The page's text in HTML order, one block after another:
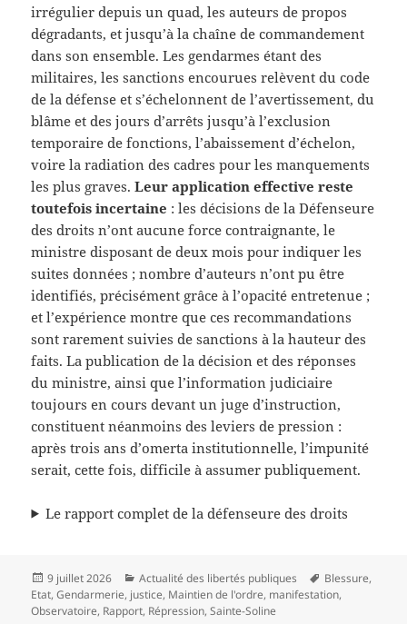
irrégulier depuis un quad, les auteurs de propos
dégradants, et jusqu’à la chaîne de commandement
dans son ensemble. Les gendarmes étant des
militaires, les sanctions encourues relèvent du code
de la défense et s’échelonnent de l’avertissement, du
blâme et des jours d’arrêts jusqu’à l’exclusion
temporaire de fonctions, l’abaissement d’échelon,
voire la radiation des cadres pour les manquements
les plus graves.Leur application effective reste
toutefois incertaine : les décisions de la Défenseure
des droits n’ont aucune force contraignante, le
ministre disposant de deux mois pour indiquer les
suites données ; nombre d’auteurs n’ont pu être
identifiés, précisément grâce à l’opacité entretenue ;
et l’expérience montre que ces recommandations
sont rarement suivies de sanctions à la hauteur des
faits. La publication de la décision et des réponses
du ministre, ainsi que l’information judiciaire
toujours en cours devant un juge d’instruction,
constituent néanmoins des leviers de pression :
après trois ans d’omerta institutionnelle, l’impunité
serait, cette fois, difficile à assumer publiquement.
Le rapport complet de la défenseure des droits
Publié
le
9 juillet 2026 Catégories
Actualité des libertés publiques
Mots-
clés
Blessure,
Etat,Gendarmerie, justice, Maintien de l'ordre, manifestation,
Observatoire, Rapport, Répression,Sainte-Soline